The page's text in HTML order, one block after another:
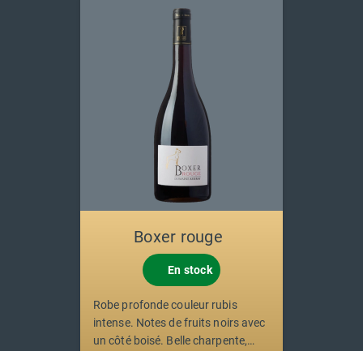
Boxer rouge
En stock
Robe profonde couleur rubis
intense. Notes de fruits noirs avec
un côté boisé. Belle charpente,